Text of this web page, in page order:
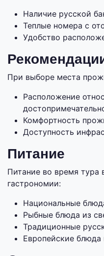
Наличие русской
Теплые номера с
Удобство
При выборе места
Расположение
Комфортность
Доступность
Питание
Питание во время тура
гастрономии:
Национальные
Рыбные блюда из
Традиционные
Европейские блюда